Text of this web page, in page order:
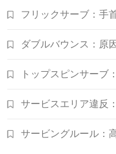
フリックサーブ：手
ダブルバウンス：原
トップスピンサーブ
サービスエリア違反
サービングルール：